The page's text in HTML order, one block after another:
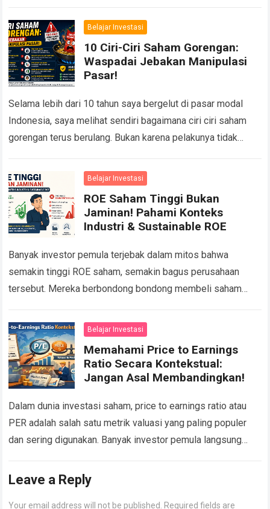
Belajar Investasi
10 Ciri-Ciri Saham Gorengan:
Waspadai Jebakan Manipulasi
Pasar!
Selama lebih dari 10 tahun saya bergelut di pasar modal
Indonesia, saya melihat sendiri bagaimana ciri ciri saham
gorengan terus berulang. Bukan karena pelakunya tidak
Belajar Investasi
ROE Saham Tinggi Bukan
Jaminan! Pahami Konteks
Industri & Sustainable ROE
Banyak investor pemula terjebak dalam mitos bahwa
semakin tinggi ROE saham, semakin bagus perusahaan
tersebut. Mereka berbondong bondong membeli saham
Read more
Belajar Investasi
Memahami Price to Earnings
Ratio Secara Kontekstual:
Jangan Asal Membandingkan!
Dalam dunia investasi saham, price to earnings ratio atau
PER adalah salah satu metrik valuasi yang paling populer
dan sering digunakan. Banyak investor pemula langsung
Leave a Reply
Your email address will not be published. Required fields are